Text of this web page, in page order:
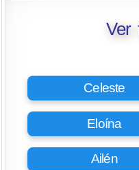
Ver
Celeste
Eloína
Ailén